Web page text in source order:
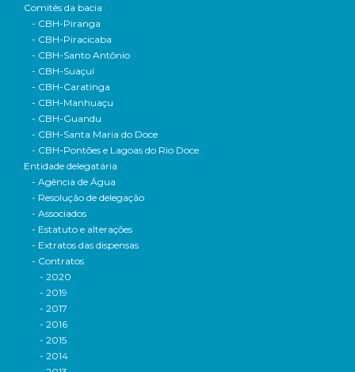
Comitês da bacia
- CBH-Piranga
- CBH-Piracicaba
- CBH-Santo Antônio
- CBH-Suaçuí
- CBH-Caratinga
- CBH-Manhuaçu
- CBH-Guandu
- CBH-Santa Maria do Doce
- CBH-Pontões e Lagoas do Rio Doce
Entidade delegatária
- Agência de Água
- Resolução de delegação
- Associados
- Estatuto e alterações
- Extratos das dispensas
- Contratos
- 2020
- 2019
- 2017
- 2016
- 2015
- 2014